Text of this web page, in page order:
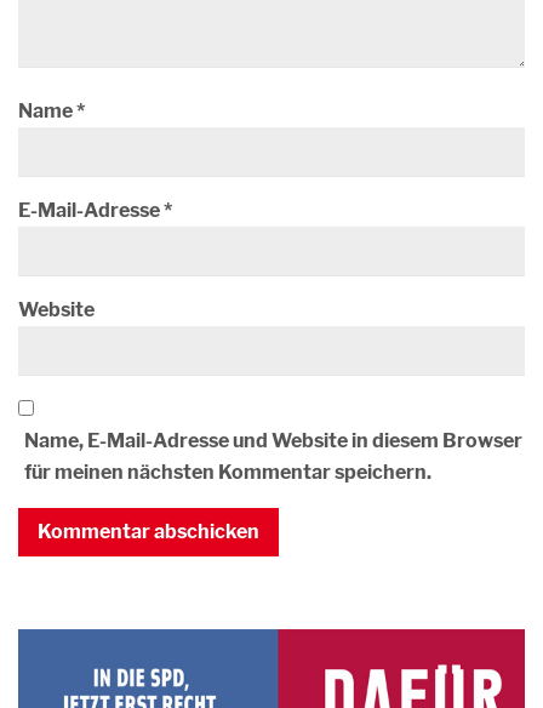
Name*
E-Mail-Adresse*
Website
Name, E-Mail-Adresse und Website in diesem Browser
für meinen nächsten Kommentar speichern.